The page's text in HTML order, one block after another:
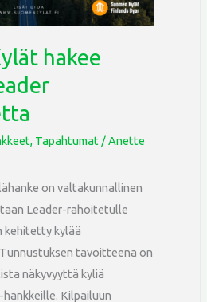
hakee
, Tapahtumat /Anette
on valtakunnallinen
Leader-rahoitetulle
kehitetty kylää
tavoitteena on
näkyvyyttä kyliä
Kilpailuun